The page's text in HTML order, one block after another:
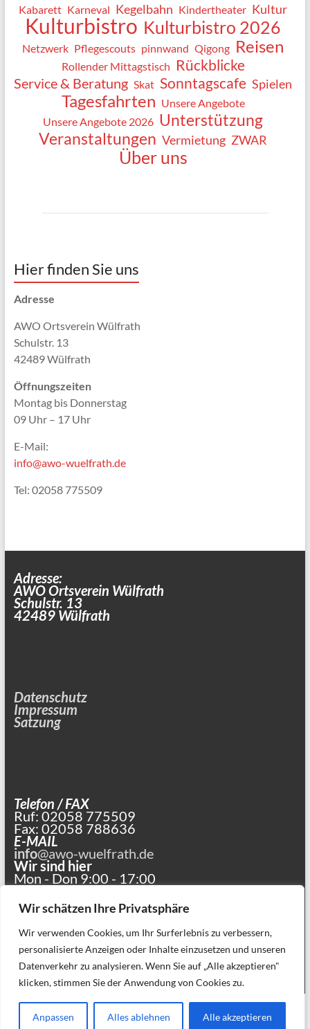
Wir schätzen Ihre Privatsphäre
Wir verwenden Cookies, um Ihr Surferlebnis zu verbessern,
personalisierte Anzeigen oder Inhalte einzusetzen und unseren
Datenverkehr zu analysieren. Wenn Sie auf „Alle akzeptieren"
klicken, stimmen Sie der Anwendung von Cookies zu.
Anpassen Alles ablehnen Alle akzeptieren
Kabarett Karneval Kegelbahn Kindertheater Kultur
Kulturbistro Kulturbistro 2026
Netzwerk Pflegescouts pinnwand Qigong Reisen
Rollender Mittagstisch Rückblicke
Service & Beratung Skat Sonntagscafe Spielen
Tagesfahrten Unsere Angebote
Unsere Angebote 2026 Unterstützung
Veranstaltungen Vermietung ZWAR
Über uns
Hier finden Sie uns
Adresse
AWO Ortsverein Wülfrath
Schulstr. 13
42489 Wülfrath
Öffnungszeiten
Montag bis Donnerstag
09 Uhr – 17 Uhr
E-Mail:
info@awo-wuelfrath.de
Tel: 02058 775509
Adresse:
AWO Ortsverein Wülfrath
Schulstr. 13
42489 Wülfrath
Datenschutz
Impressum
Satzung
Telefon / FAX
Ruf: 02058 775509
Fax: 02058 788636
E-MAIL
info@awo-wuelfrath.de
Wir sind hier
Mon - Don 9:00 - 17:00
und nach Vereinbarung
Präsentiert von:WordPress.